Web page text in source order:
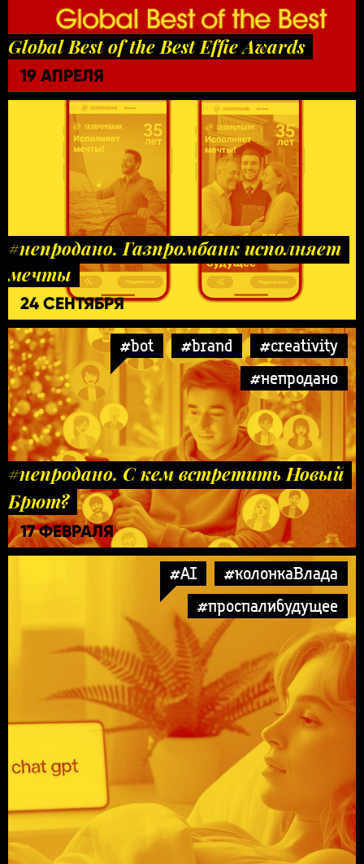
Global Best of the Best Effie Awards
19 АПРЕЛЯ
#непродано. Газпромбанк исполняет
мечты
24 СЕНТЯБРЯ
#bot #brand
#creativity
#непродано
#непродано. С кем встретить Новый
Брют?
17 ФЕВРАЛЯ
#AI
#колонкаВлада
#проспалибудущее